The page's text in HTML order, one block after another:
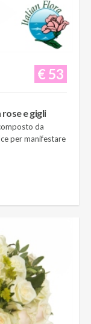
€ 53
e gigli
da
per manifestare